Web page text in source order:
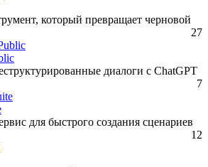
который превращает черновой
27
диалоги с ChatGPT
7
для быстрого создания сценариев
12